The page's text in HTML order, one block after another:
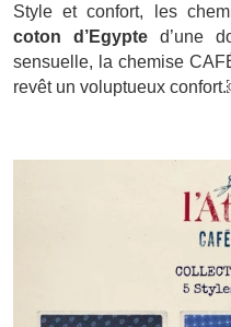
Style et confort, les
coton d’Egypted’une
sensuelle, la chemise
revêt un voluptueux